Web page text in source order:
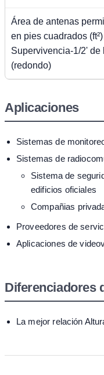
Área de antenas
en pies cuadrados
Supervivencia-1/2' de
(redondo)
Aplicaciones
Sistemas de
Sistemas de
Sistema de
edificios oficiales
Compañias
Proveedores de
Aplicaciones de
Diferenciadores
La mejor relación